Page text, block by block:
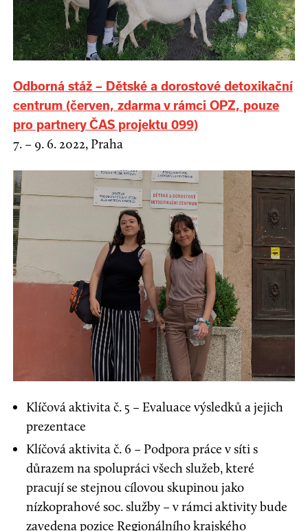
Odborná stáž – Dětské a dorostové detoxikační
centrum (červen, zdarma v rámci OPZ, pouze
pro partnery ČAS projektu 099)
7. – 9. 6. 2022, Praha
Klíčová aktivita č. 5 – Evaluace výsledků a jejich
prezentace
Klíčová aktivita č. 6 – Podpora práce v síti s
důrazem na spolupráci všech služeb, které
pracují se stejnou cílovou skupinou jako
nízkoprahové soc. služby – v rámci aktivity bude
zavedena pozice Regionálního krajského